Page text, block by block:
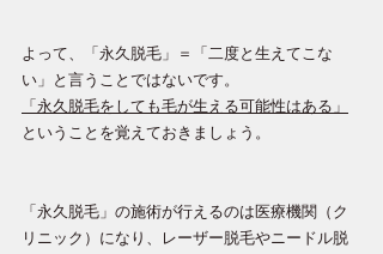
よって、「永久脱毛」＝「二度と生えてこな
い」と言うことではないです。
「永久脱毛をしても毛が生える可能性はある」
ということを覚えておきましょう。
「永久脱毛」の施術が行えるのは医療機関（ク
リニック）になり、レーザー脱毛やニードル脱